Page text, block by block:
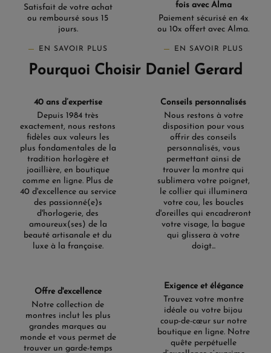
Satisfait de votre achat
ou remboursé sous 15
jours.
EN SAVOIR PLUS
fois avec Alma
Paiement sécurisé en 4x
ou 10x offert avec Alma.
EN SAVOIR PLUS
Pourquoi Choisir Daniel Gerard
40 ans d’expertise
Depuis 1984 très
exactement, nous restons
fidèles aux valeurs les
plus fondamentales de la
tradition horlogère et
joaillière, en boutique
comme en ligne. Plus de
40 d'excellence au service
des passionné(e)s
d'horlogerie, des
amoureux(ses) de la
beauté artisanale et du
luxe à la française.
Conseils personnalisés
Nous restons à votre
disposition pour vous
offrir des conseils
personnalisés, vous
permettant ainsi de
trouver la montre qui
sublimera votre poignet,
le collier qui illuminera
votre cou, les boucles
d'oreilles qui encadreront
votre visage, la bague
qui glissera à votre
doigt...
Offre d'excellence
Notre collection de
montres inclut les plus
grandes marques au
monde et vous permet de
trouver un garde-temps
Exigence et élégance
Trouvez votre montre
idéale ou votre bijou
coup-de-cœur sur notre
boutique en ligne. Notre
quête perpétuelle